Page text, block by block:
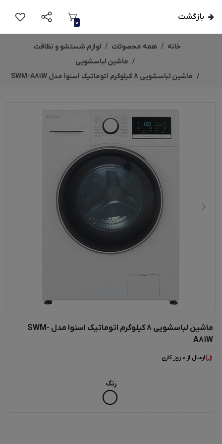
بازگشت
0
خانه همه محصولات
لوازم شستشو و نظافت
ماشین لباسشویی
ماشین لباسشویی 8 کیلوگرم اتوماتیک اسنوا مدل SWM-A81W
ماشین لباسشویی 8 کیلوگرم اتوماتیک اسنوا مدل SWM-
A81W
ارسال از 0 روز کاری
رنگ